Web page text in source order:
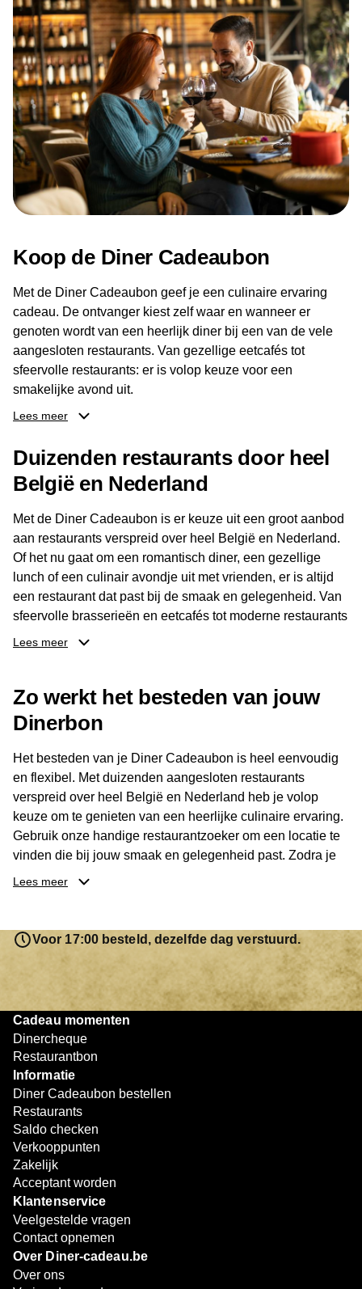
Koop de Diner Cadeaubon
Met de Diner Cadeaubon geef je een culinaire ervaring
cadeau. De ontvanger kiest zelf waar en wanneer er
genoten wordt van een heerlijk diner bij een van de vele
aangesloten restaurants. Van gezellige eetcafés tot
sfeervolle restaurants: er is volop keuze voor een
smakelijke avond uit.
ontvanger eenvoudig een locatie kiezen die past bij de
smaak en gelegenheid. Zo geeft de Diner Cadeaubon niet
alleen een diner, maar ook een gezellig moment om
Lees meer
Duizenden restaurants door heel
België en Nederland
Met de Diner Cadeaubon is er keuze uit een groot aanbod
aan restaurants verspreid over heel België en Nederland.
Of het nu gaat om een romantisch diner, een gezellige
lunch of een culinair avondje uit met vrienden, er is altijd
een restaurant dat past bij de smaak en gelegenheid. Van
sfeervolle brasserieën en eetcafés tot moderne restaurants
en gastronomische locaties: er is voor ieder wat wils.
buurt, bijvoorbeeld in Brussel, Antwerpen, Gent of Brugge.
De ontvanger kiest zelf waar en wanneer er wordt genoten
van deze culinaire ervaring. Zo is de Diner Cadeaubon
niet alleen een diner, maar een bijzondere belevenis.
Lees meer
Zo werkt het besteden van jouw
Dinerbon
Het besteden van je Diner Cadeaubon is heel eenvoudig
en flexibel. Met duizenden aangesloten restaurants
verspreid over heel België en Nederland heb je volop
keuze om te genieten van een heerlijke culinaire ervaring.
Gebruik onze handige restaurantzoeker om een locatie te
vinden die bij jouw smaak en gelegenheid past. Zodra je
je keuze hebt gemaakt, kun je eenvoudig reserveren en na
resterende bedrag blijft gewoon op de bon staan en kan
later worden gebruikt. Zo geniet je keer op keer van
bijzondere eetmomenten.
Lees meer
Voor 17:00 besteld, dezelfde dag verstuurd.
Cadeau momenten
Dinercheque
Restaurantbon
Informatie
Diner Cadeaubon bestellen
Restaurants
Saldo checken
Verkooppunten
Zakelijk
Acceptant worden
Klantenservice
Veelgestelde vragen
Contact opnemen
Over Diner-cadeau.be
Over ons